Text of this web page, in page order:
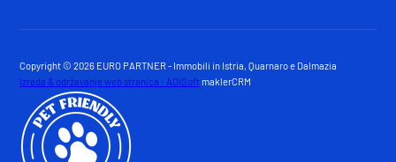
Copyright © 2026 EURO PARTNER - Immobili in Istria, Quarnaro e Dalmazia
Izrada & održavanje web stranica : ADiSoft maklerCRM